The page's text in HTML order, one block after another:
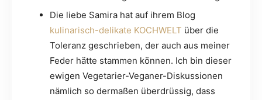
Die liebe Samira hat auf ihrem Blog
kulinarisch-delikate KOCHWELT über die
Toleranz geschrieben, der auch aus meiner
Feder hätte stammen können. Ich bin dieser
ewigen Vegetarier-Veganer-Diskussionen
nämlich so dermaßen überdrüssig, dass